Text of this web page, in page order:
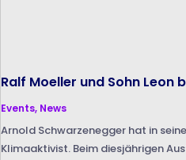
Ralf Moeller und Sohn Leon
Events, News
Arnold Schwarzenegger hat in
Klimaaktivist. Beim diesjährigen